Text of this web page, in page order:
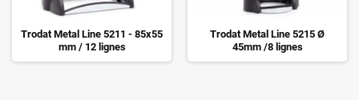
Trodat Metal Line 5211 - 85x55
mm / 12 lignes
Trodat Metal Line 5215 Ø
45mm /8 lignes